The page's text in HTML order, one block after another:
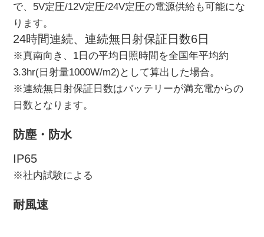
で、5V定圧/12V定圧/24V定圧の電源供給も可能にな
ります。
24時間連続、連続無日射保証日数6日
※真南向き、1日の平均日照時間を全国年平均約
3.3hr(日射量1000W/m2)として算出した場合。
※連続無日射保証日数はバッテリーが満充電からの
日数となります。
防塵・防水
IP65
※社内試験による
耐風速